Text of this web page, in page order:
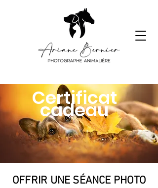
Certificat
cadeau
OFFRIR UNE SÉANCE PHOTO